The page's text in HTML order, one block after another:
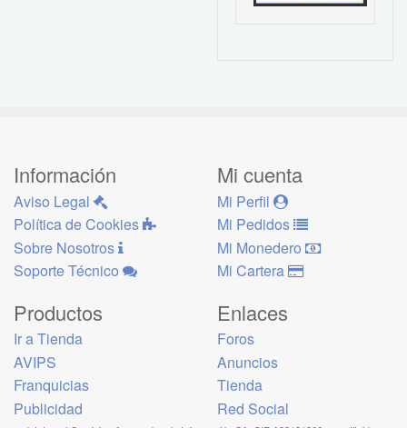
Información
Aviso Legal
Política de Cookies
Sobre Nosotros
Soporte Técnico
Mi cuenta
Mi Perfil
Mi Pedidos
Mi Monedero
Mi Cartera
Productos
Ir a Tienda
AVIPS
Franquicias
Publicidad
Enlaces
Foros
Anuncios
Tienda
Red Social